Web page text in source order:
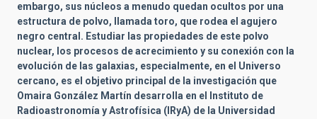
embargo, sus núcleos a menudo quedan ocultos por una
estructura de polvo, llamada toro, que rodea el agujero
negro central. Estudiar las propiedades de este polvo
nuclear, los procesos de acrecimiento y su conexión con la
evolución de las galaxias, especialmente, en el Universo
cercano, es el objetivo principal de la investigación que
Omaira González Martín desarrolla en el Instituto de
Radioastronomía y Astrofísica (IRyA) de la Universidad